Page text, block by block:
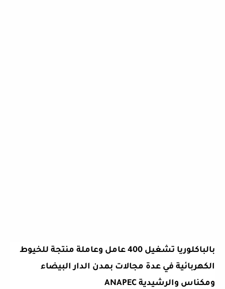
بالباكلوريا تشغيل 400 عامل وعاملة منتجة للخيوط
الكهربائية في عدة مجالات بمدن الدار البيضاء
ومكناس والرشيدية ANAPEC